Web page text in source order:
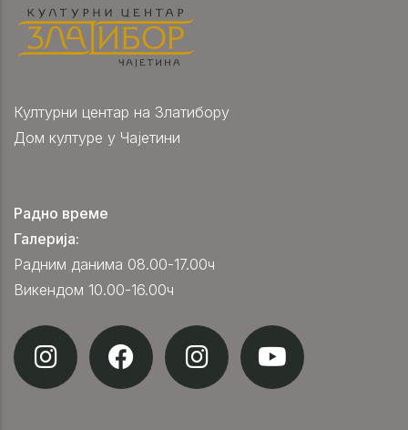
Културни центар на Златибору
Дом културе у Чајетини
Радно време
Галерија:
Радним данима 08.00-17.00ч
Викендом 10.00-16.00ч